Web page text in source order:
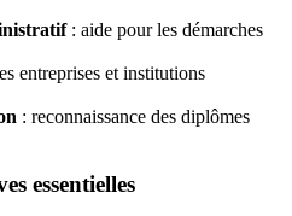
: aide pour les démarches
entreprises et institutions
: reconnaissance des diplômes
essentielles